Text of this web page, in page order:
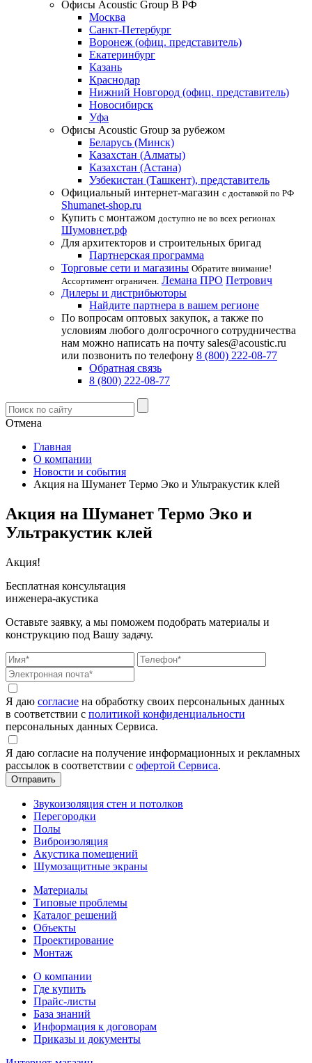
Офисы Acoustic Group В РФ
Москва
Санкт-Петербург
Воронеж (офиц. представитель)
Екатеринбург
Казань
Краснодар
Нижний Новгород (офиц. представитель)
Новосибирск
Уфа
Офисы Acoustic Group за рубежом
Беларусь (Минск)
Казахстан (Алматы)
Казахстан (Астана)
Узбекистан (Ташкент), представитель
Официальный интернет-магазин с доставкой по РФ
Shumanet-shop.ru
Купить с монтажом доступно не во всех регионах
Шумовнет.рф
Для архитекторов и строительных бригад
Партнерская программа
Торговые сети и магазины Обратите внимание!
Ассортимент ограничен. Лемана ПРО Петрович
Дилеры и дистрибьюторы
Найдите партнера в вашем регионе
По вопросам оптовых закупок, а также по
условиям любого долгосрочного сотрудничества
нам можно написать на почту sales@acoustic.ru
или позвонить по телефону 8 (800) 222-08-77
Обратная связь
8 (800) 222-08-77
Отмена
Главная
О компании
Новости и события
Акция на Шуманет Термо Эко и Ультракустик клей
Акция на Шуманет Термо Эко и
Ультракустик клей
Акция!
Бесплатная консультация
инженера-акустика
Оставьте заявку, а мы поможем подобрать материалы и
конструкцию под Вашу задачу.
Я даю согласие на обработку своих персональных данных
в соответствии с политикой конфиденциальности
персональных данных Сервиса.
Я даю согласие на получение информационных и рекламных
рассылок в соответствии с офертой Сервиса.
Звукоизоляция стен и потолков
Перегородки
Полы
Виброизоляция
Акустика помещений
Шумозащитные экраны
Материалы
Типовые проблемы
Каталог решений
Объекты
Проектирование
Монтаж
О компании
Где купить
Прайс-листы
База знаний
Информация к договорам
Приказы и документы